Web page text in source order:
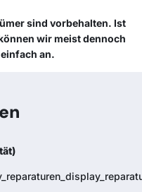
sind vorbehalten. Ist
wir meist dennoch
an.